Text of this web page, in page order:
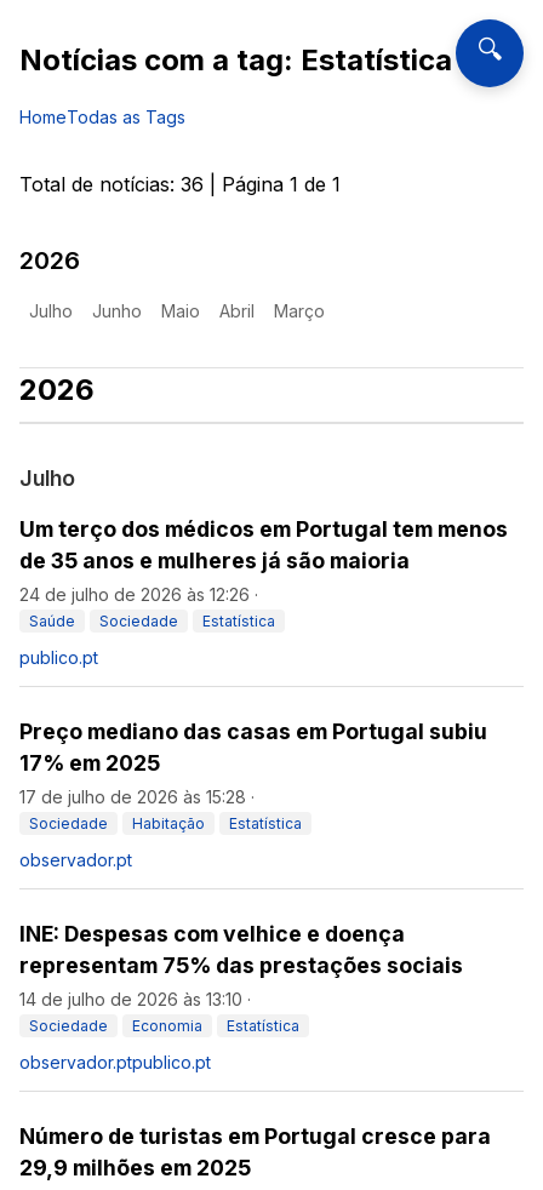
🔍
Notícias com a tag: Estatística
HomeTodas as Tags
Total de notícias: 36 | Página 1 de 1
2026
Julho Junho Maio Abril Março
2026
Julho
Um terço dos médicos em Portugal tem menos
de 35 anos e mulheres já são maioria
24 de julho de 2026 às 12:26 ·
Saúde Sociedade Estatística
publico.pt
Preço mediano das casas em Portugal subiu
17% em 2025
17 de julho de 2026 às 15:28 ·
Sociedade Habitação Estatística
observador.pt
INE: Despesas com velhice e doença
representam 75% das prestações sociais
14 de julho de 2026 às 13:10 ·
Sociedade Economia Estatística
observador.ptpublico.pt
Número de turistas em Portugal cresce para
29,9 milhões em 2025